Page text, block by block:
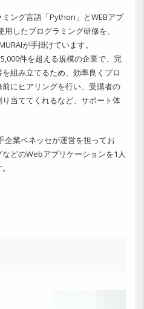
ング言語「Python」とWEBアプ
したプログラミング研修を、
が手掛けています。
件を超える規模の企業で、完
組み立てるため、効率良くプロ
にヒアリングを行い、受講者の
当ててくれるなど、サポート体
業ベネッセが運営を担ってお
どのWebアプリケーションを1人